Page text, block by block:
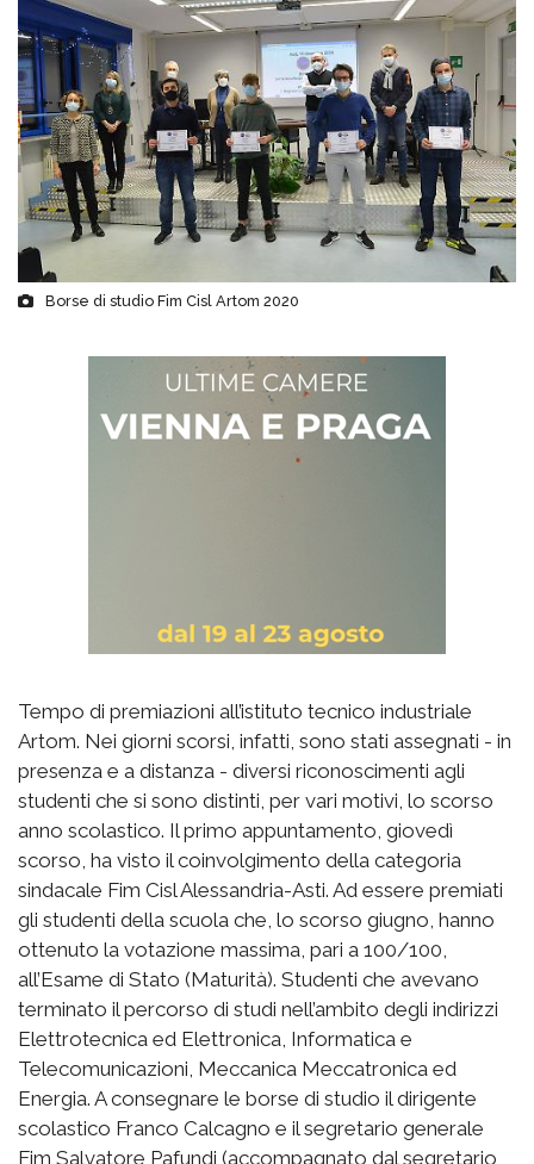
Borse di studio Fim Cisl Artom 2020
Tempo di premiazioni all’istituto tecnico industriale
Artom. Nei giorni scorsi, infatti, sono stati assegnati - in
presenza e a distanza - diversi riconoscimenti agli
studenti che si sono distinti, per vari motivi, lo scorso
anno scolastico. Il primo appuntamento, giovedì
scorso, ha visto il coinvolgimento della categoria
sindacale Fim Cisl Alessandria-Asti. Ad essere premiati
gli studenti della scuola che, lo scorso giugno, hanno
ottenuto la votazione massima, pari a 100/100,
all’Esame di Stato (Maturità). Studenti che avevano
terminato il percorso di studi nell’ambito degli indirizzi
Elettrotecnica ed Elettronica, Informatica e
Telecomunicazioni, Meccanica Meccatronica ed
Energia. A consegnare le borse di studio il dirigente
scolastico Franco Calcagno e il segretario generale
Fim Salvatore Pafundi (accompagnato dal segretario